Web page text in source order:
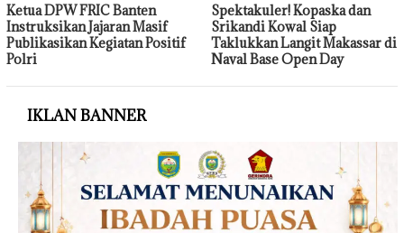
Ketua DPW FRIC Banten
Instruksikan Jajaran Masif
Publikasikan Kegiatan Positif
Polri
Spektakuler! Kopaska dan
Srikandi Kowal Siap
Taklukkan Langit Makassar di
Naval Base Open Day
IKLAN BANNER